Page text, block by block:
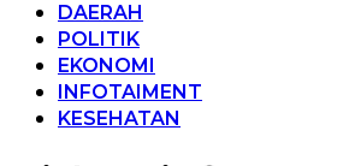
DAERAH
POLITIK
EKONOMI
INFOTAIMENT
KESEHATAN